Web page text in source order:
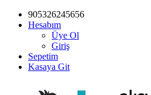
905326245656
Hesabım
Üye Ol
Giriş
Sepetim
Kasaya Git